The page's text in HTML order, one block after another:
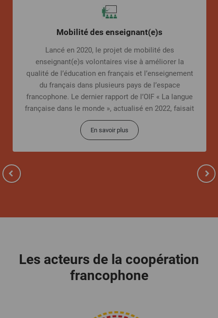
Mobilité des enseignant(e)s
Lancé en 2020, le projet de mobilité des
enseignant(e)s volontaires vise à améliorer la
qualité de l’éducation en français et l’enseignement
du français dans plusieurs pays de l’espace
francophone. Le dernier rapport de l’OIF « La langue
française dans le monde », actualisé en 2022, faisait
état
En savoir plus
Les acteurs de la coopération
francophone